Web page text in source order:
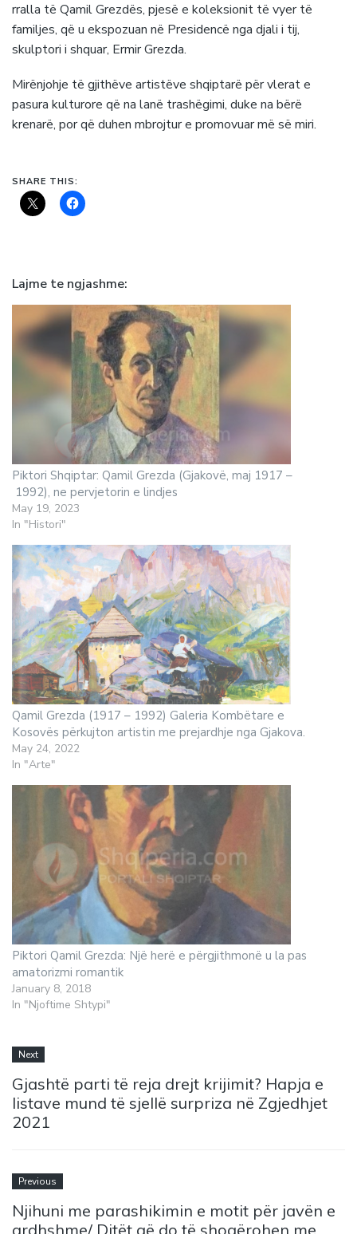
rralla të Qamil Grezdës, pjesë e koleksionit të vyer të
familjes, që u ekspozuan në Presidencë nga djali i tij,
skulptori i shquar, Ermir Grezda.
Mirënjohje të gjithëve artistëve shqiptarë për vlerat e
pasura kulturore që na lanë trashëgimi, duke na bërë
krenarë, por që duhen mbrojtur e promovuar më së miri.
SHARE THIS:
Lajme te ngjashme
Piktori Shqiptar: Qamil Grezda (Gjakovë, maj 1917 –
1992), ne pervjetorin e lindjes
May 19, 2023
In "Histori"
Qamil Grezda (1917 – 1992) Galeria Kombëtare e
Kosovës përkujton artistin me prejardhje nga Gjakova.
May 24, 2022
In "Arte"
Piktori Qamil Grezda: Një herë e përgjithmonë u la pas
amatorizmi romantik
January 8, 2018
In "Njoftime Shtypi"
Next
Gjashtë parti të reja drejt krijimit? Hapja e
listave mund të sjellë surpriza në Zgjedhjet
2021
Previous
Njihuni me parashikimin e motit për javën e
ardhshme/ Ditët që do të shoqërohen me